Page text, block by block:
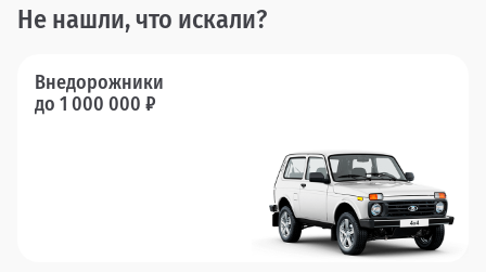
Не нашли, что искали?
Внедорожники
до 1 000 000 ₽